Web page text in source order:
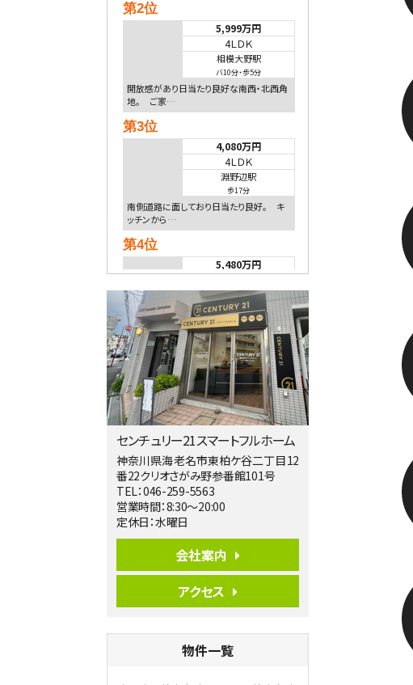
第2位
5,999万円
4ＬＤＫ
相模大野駅
バ10分・歩5分
開放感があり日当たり良好な南西・北西角
地。 ご家…
第3位
4,080万円
4ＬＤＫ
淵野辺駅
歩17分
南側道路に面しており日当たり良好。 キ
ッチンから…
第4位
5,480万円
相模大野駅
バ9分・ 歩4分
２０１５年６月築、積水ハウス施工住宅で
す。 南東…
第5位
3,680万円
4ＬＤＫ
橋本駅
バ19分・歩8分
開放感があり日当たり良好な南西・北西角
地区画。 …
第6位
3,680万円
4ＳＬＤＫ
リビングダイニング部分の床暖房完備 車
並列2台駐…
4ＬＤＫ
さがみ野駅
センチュリー21スマートフルホーム
神奈川県海老名市東柏ケ谷二丁目12
番22クリオさがみ野参番館101号
TEL：046-259-5563
営業時間：8:30～20:00
定休日：水曜日
会社案内
アクセス
物件一覧